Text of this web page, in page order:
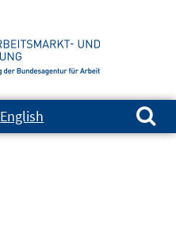
English
Suchen nach: